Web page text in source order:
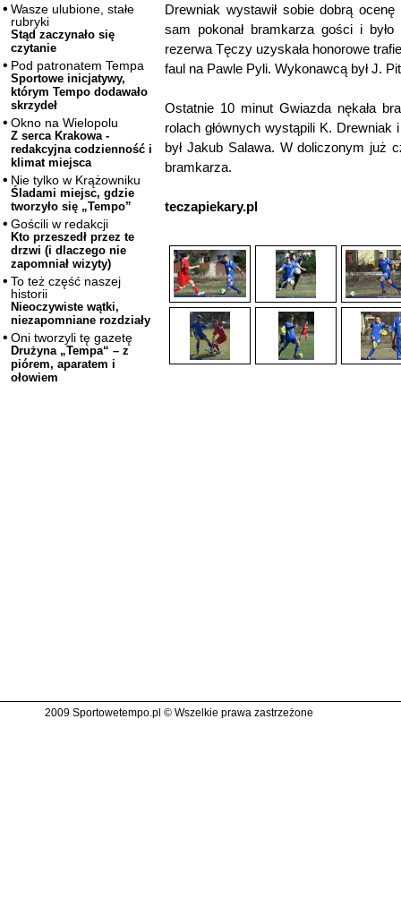
Wasze ulubione, stałe
rubryki
Stąd zaczynało się
czytanie
Pod patronatem Tempa
Sportowe inicjatywy,
którym Tempo dodawało
skrzydeł
Okno na Wielopolu
Z serca Krakowa -
redakcyjna codzienność i
klimat miejsca
Nie tylko w Krążowniku
Śladami miejsc, gdzie
tworzyło się „Tempo”
Gościli w redakcji
Kto przeszedł przez te
drzwi (i dlaczego nie
zapomniał wizyty)
To też część naszej
historii
Nieoczywiste wątki,
niezapomniane rozdziały
Oni tworzyli tę gazetę
Drużyna „Tempa“ – z
piórem, aparatem i
ołowiem
Drewniak wystawił sobie dobrą
sam pokonał bramkarza gości i
rezerwa Tęczy uzyskała honorowe
faul na Pawle Pyli. Wykonawcą był J.
Ostatnie 10 minut Gwiazda nękała
rolach głównych wystąpili K.
był Jakub Salawa. W doliczonym już
bramkarza.
teczapiekary.pl
2009 Sportowetempo.pl © Wszelkie prawa zastrzeżone